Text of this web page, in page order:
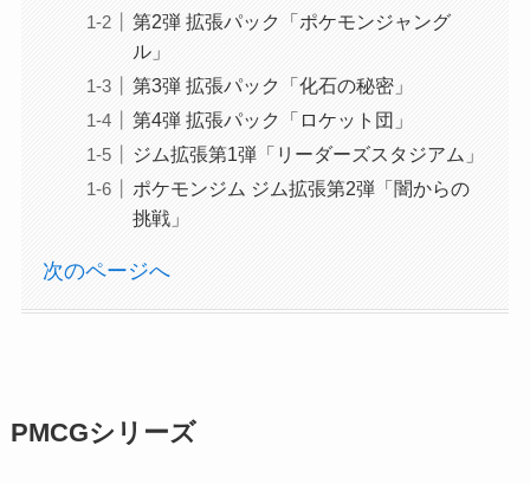
第2弾 拡張パック「ポケモンジャング
ル」
第3弾 拡張パック「化石の秘密」
第4弾 拡張パック「ロケット団」
ジム拡張第1弾「リーダーズスタジアム」
ポケモンジム ジム拡張第2弾「闇からの
挑戦」
次のページへ
PMCGシリーズ